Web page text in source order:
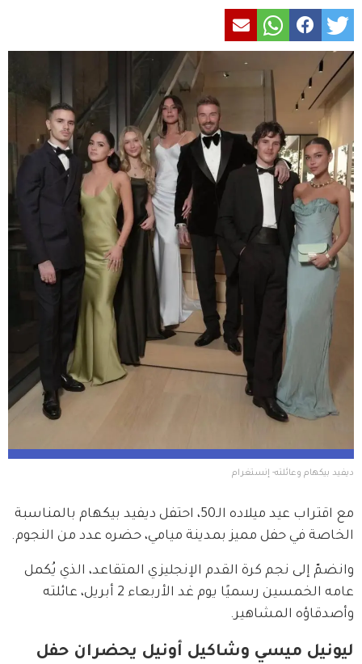
ديفيد بيكهام وعائلته- إنستغرام
مع اقتراب عيد ميلاده الـ50، احتفل ديفيد بيكهام بالمناسبة
الخاصة في حفل مميز بمدينة ميامي، حضره عدد من النجوم.
وانضمّ إلى نجم كرة القدم الإنجليزي المتقاعد، الذي يُكمل
عامه الخمسين رسميًا يوم غد الأربعاء 2 أبريل، عائلته
وأصدقاؤه المشاهير.
ليونيل ميسي وشاكيل أونيل يحضران حفل